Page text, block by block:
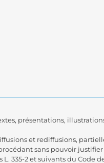
présentations,
et rediffusions,
sans pouvoir
335-2 et suivants du Code